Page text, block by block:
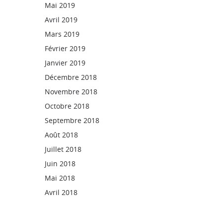
Mai 2019
Avril 2019
Mars 2019
Février 2019
Janvier 2019
Décembre 2018
Novembre 2018
Octobre 2018
Septembre 2018
Août 2018
Juillet 2018
Juin 2018
Mai 2018
Avril 2018